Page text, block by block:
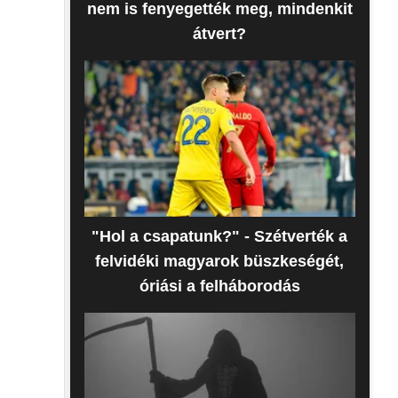
nem is fenyegették meg, mindenkit
átvert?
"Hol a csapatunk?" - Szétverték a
felvidéki magyarok büszkeségét,
óriási a felháborodás